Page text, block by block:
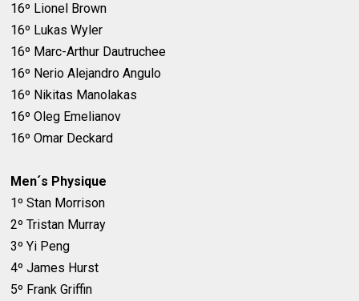
16º Lionel Brown
16º Lukas Wyler
16º Marc-Arthur Dautruchee
16º Nerio Alejandro Angulo
16º Nikitas Manolakas
16º Oleg Emelianov
16º Omar Deckard
Men´s Physique
1º Stan Morrison
2º Tristan Murray
3º Yi Peng
4º James Hurst
5º Frank Griffin